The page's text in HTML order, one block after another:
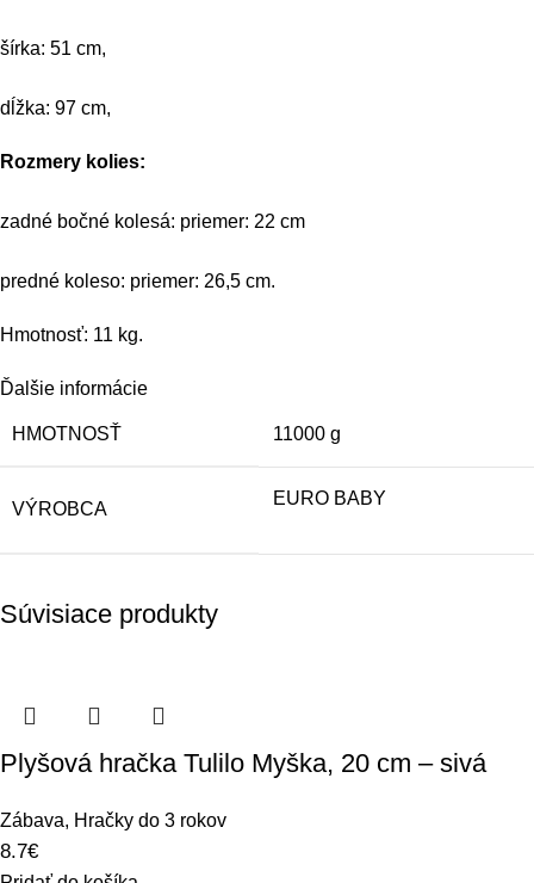
šírka: 51 cm,
dĺžka: 97 cm,
Rozmery kolies:
zadné bočné kolesá: priemer: 22 cm
predné koleso: priemer: 26,5 cm.
Hmotnosť: 11 kg.
Ďalšie informácie
HMOTNOSŤ 11000 g
VÝROBCA
EURO BABY
Súvisiace produkty
Plyšová hračka Tulilo Myška, 20 cm – sivá
Zábava, Hračky do 3 rokov
8.7€